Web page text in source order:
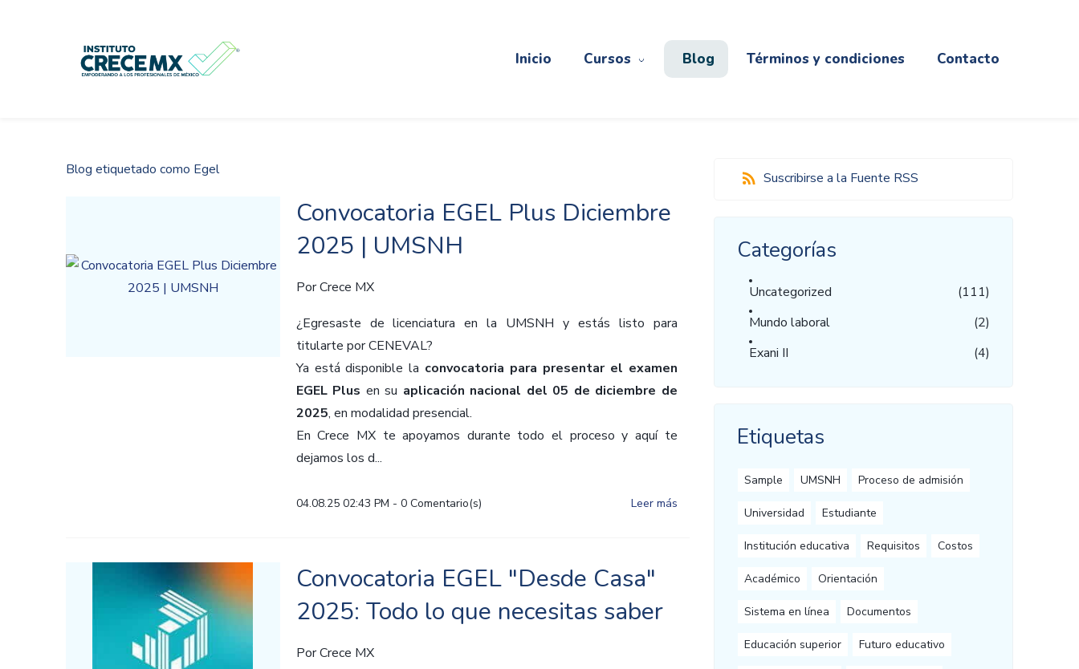
Inicio Cursos Blog Términos y condiciones Contacto
Blog etiquetado como Egel
Convocatoria EGEL Plus Diciembre
2025 | UMSNH
PorCrece MX
¿Egresaste de licenciatura en la UMSNH y estás listo para
titularte por CENEVAL?
Ya está disponible la convocatoria para presentar el examen
EGEL Plus en su aplicación nacional del 05 de diciembre de
2025, en modalidad presencial.
En Crece MX te apoyamos durante todo el proceso y aquí te
dejamos los d...
04.08.25 02:43 PM - 0Comentario(s) Leer más
Convocatoria EGEL "Desde Casa"
2025: Todo lo que necesitas saber
PorCrece MX
Suscribirse a la Fuente RSS
Categorías
Uncategorized
(111)
Mundo laboral
(2)
Exani II
(4)
Etiquetas
Sample UMSNH Proceso de admisión
Universidad Estudiante
Institución educativa Requisitos Costos
Académico Orientación
Sistema en línea Documentos
Educación superior Futuro educativo